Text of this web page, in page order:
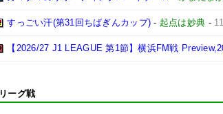
すっごい汗(第31回ちばぎんカップ) - 起点は妙典 -
【2026/27 J1 LEAGUE 第1節】横浜FM戦
リーグ戦